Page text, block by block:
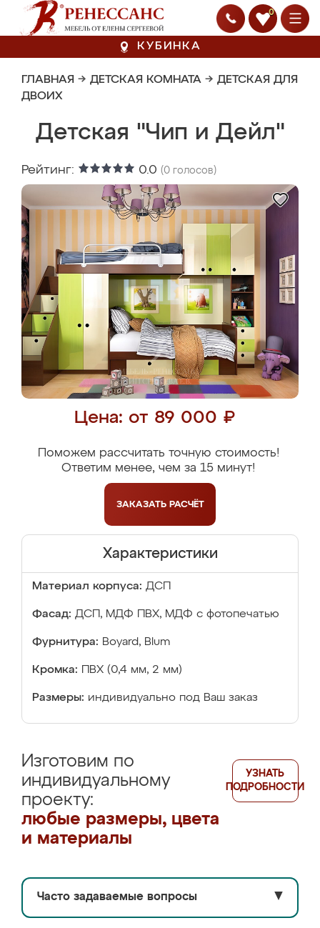
0
КУБИНКА
ГЛАВНАЯ → ДЕТСКАЯ КОМНАТА → ДЕТСКАЯ ДЛЯ
ДВОИХ
Детская "Чип и Дейл"
Рейтинг: 0.0 (0 голосов)
Цена: от 89 000 ₽
Поможем рассчитать точную стоимость!
Ответим менее, чем за 15 минут!
ЗАКАЗАТЬ РАСЧЁТ
Характеристики
Материал корпуса: ДСП
Фасад: ДСП, МДФ ПВХ, МДФ с фотопечатью
Фурнитура: Boyard, Blum
Кромка: ПВХ (0,4 мм, 2 мм)
Размеры: индивидуально под Ваш заказ
Изготовим по
индивидуальному
проекту:
любые размеры, цвета
и материалы
УЗНАТЬ
ПОДРОБНОСТИ
Часто задаваемые вопросы ▼